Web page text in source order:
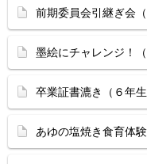
前期委員会引継ぎ会（
墨絵にチャレンジ！（
卒業証書漉き（６年生
あゆの塩焼き食育体験